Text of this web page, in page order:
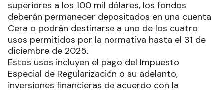
superiores a los 100 mil dólares, los fondos
deberán permanecer depositados en una cuenta
Cera o podrán destinarse a uno de los cuatro
usos permitidos por la normativa hasta el 31 de
diciembre de 2025.
Estos usos incluyen el pago del Impuesto
Especial de Regularización o su adelanto,
inversiones financieras de acuerdo con la